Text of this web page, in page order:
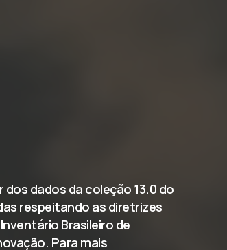
dados da coleção 13.0 do
respeitando as diretrizes
Brasileiro de
Para mais